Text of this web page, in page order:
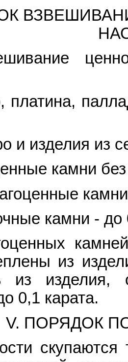
платина,
и изделия из
камни
камни - до
из
из изделия,
0,1 карата.
V. ПОРЯДОК
скупаются